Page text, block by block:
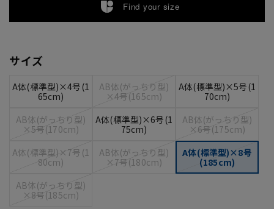
Find your size
サイズ
A体(標準型)×4号(1
65cm)
AB体(がっちり型)
×4号(165cm)
A体(標準型)×5号(1
70cm)
AB体(がっちり型)
×5号(170cm)
A体(標準型)×6号(1
75cm)
AB体(がっちり型)
×6号(175cm)
A体(標準型)×7号(1
80cm)
AB体(がっちり型)
×7号(180cm)
A体(標準型)×8号
(185cm)
AB体(がっちり型)
×8号(185cm)